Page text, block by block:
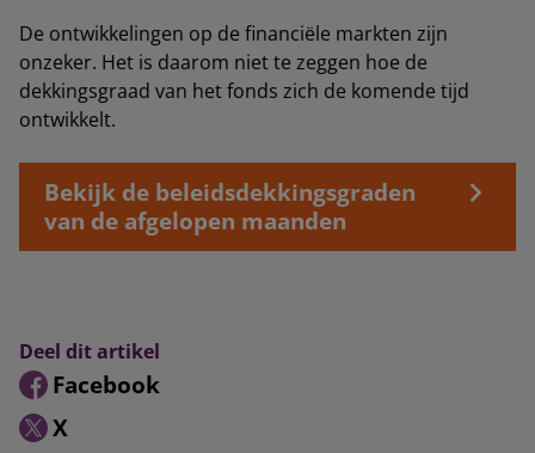
De ontwikkelingen op de financiële markten zijn
onzeker. Het is daarom niet te zeggen hoe de
dekkingsgraad van het fonds zich de komende tijd
ontwikkelt.
Bekijk de beleidsdekkingsgraden
van de afgelopen maanden
Deel dit artikel
Facebook
X